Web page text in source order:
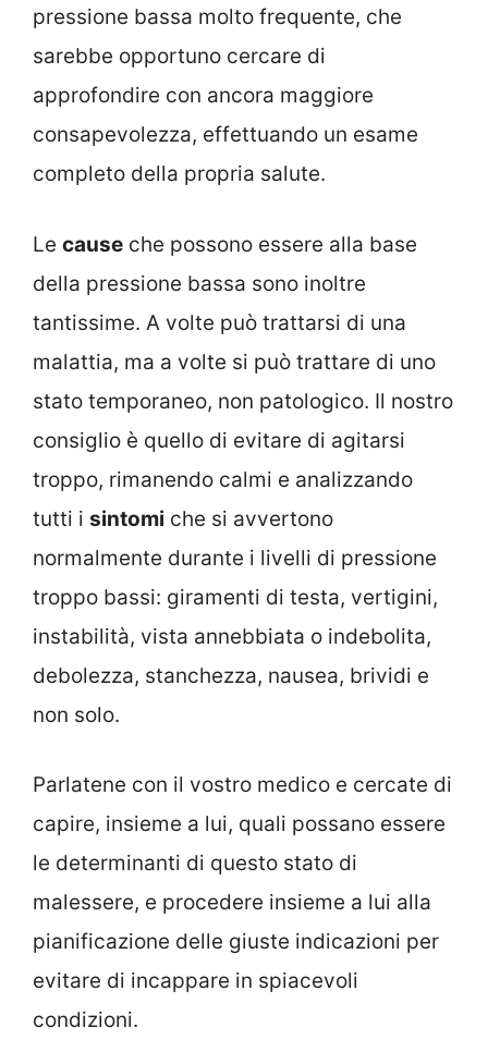
pressione bassa molto frequente, che
sarebbe opportuno cercare di
approfondire con ancora maggiore
consapevolezza, effettuando un esame
completo della propria salute.
Le cause che possono essere alla base
della pressione bassa sono inoltre
tantissime. A volte può trattarsi di una
malattia, ma a volte si può trattare di uno
stato temporaneo, non patologico. Il nostro
consiglio è quello di evitare di agitarsi
troppo, rimanendo calmi e analizzando
tutti i sintomi che si avvertono
normalmente durante i livelli di pressione
troppo bassi: giramenti di testa, vertigini,
instabilità, vista annebbiata o indebolita,
debolezza, stanchezza, nausea, brividi e
non solo.
Parlatene con il vostro medico e cercate di
capire, insieme a lui, quali possano essere
le determinanti di questo stato di
malessere, e procedere insieme a lui alla
pianificazione delle giuste indicazioni per
evitare di incappare in spiacevoli
condizioni.